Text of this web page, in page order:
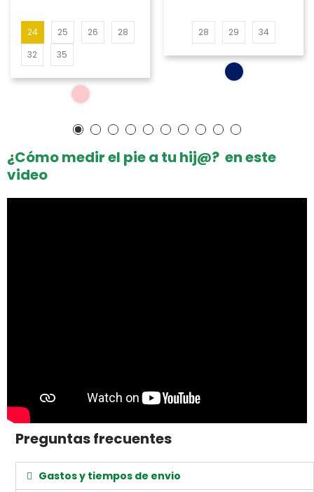
24 25 26
28
32
35
28 29 34
¿Cómo medir el pie a tu hij@? en este
video
Preguntas frecuentes
Gastos y tiempos de envio